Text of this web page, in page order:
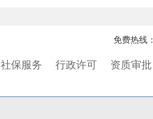
社保服务 行政许可 资质审批
免费热线：